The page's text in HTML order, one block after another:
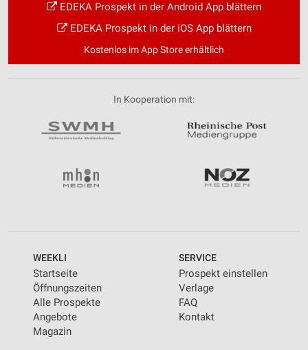
EDEKA Prospekt in der Android App blättern
EDEKA Prospekt in der iOS App blättern
Kostenlos im App Store erhältlich
In Kooperation mit:
WEEKLI
Startseite
Öffnungszeiten
Alle Prospekte
Angebote
Magazin
SERVICE
Prospekt einstellen
Verlage
FAQ
Kontakt